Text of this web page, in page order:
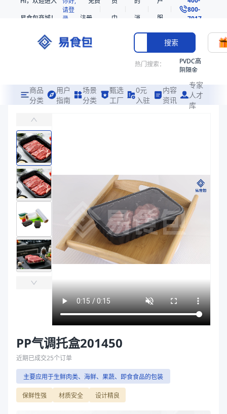
易食包商城！
请登
录
注册
中
消
息
服
务
800-
7017
搜索
热门搜索：
PVDC高
阻隔金
共挤热
收缩袋
221330
SE53
热收缩
袋
拉伸膜
商品
分类
用户
指南
场景
分类
甄选
工厂
0元
入驻
内容
资讯
专家
人才
库
主要应用于生鲜肉类、海鲜、果蔬、即食食品的包装
易食包（EPAK）专注于PP气调托盒201450包装，提供详尽的规格参
产品卖点：保鲜性强、材质安全、设计精良
应用场景：主要应用于生鲜肉类、海鲜、果蔬、即食食品的包装
价格：￥0.28
商品参数
商品分类
气调托盒
主要材质
PP/PE
主要材质
PP、PE、PP
长度（mm）
宽度（mm）
高度（mm）
50
20、17
黑色、本色
20
规格尺寸 mm
200*140*50
主要材质
PP、PE
宽度（mm）
140
高度（mm）
50
克重（g）
20
PP气调托盒201450
近期已成交25个订单
主要应用于生鲜肉类、海鲜、果蔬、即食食品的包装
保鲜性强 材质安全 设计精良